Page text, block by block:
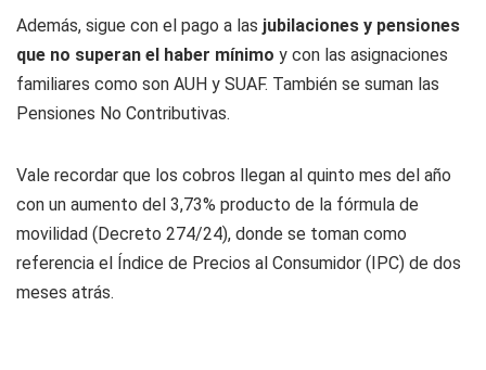
Además, sigue con el pago a las jubilaciones y pensiones
que no superan el haber mínimo y con las asignaciones
familiares como son AUH y SUAF. También se suman las
Pensiones No Contributivas.
Vale recordar que los cobros llegan al quinto mes del año
con un aumento del 3,73% producto de la fórmula de
movilidad (Decreto 274/24), donde se toman como
referencia el Índice de Precios al Consumidor (IPC) de dos
meses atrás.